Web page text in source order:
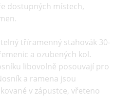
dostupných místech,
tříramenný stahovák 30-
a ozubených kol.
libovolně posouvají pro
a ramena jsou
v zápustce, vřeteno